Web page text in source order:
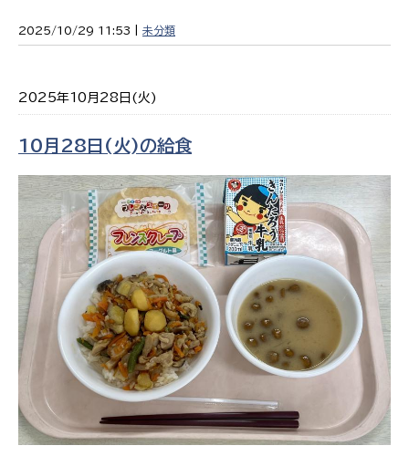
2025/10/29 11:53 | 未分類
2025年10月28日(火)
10月28日(火)の給食